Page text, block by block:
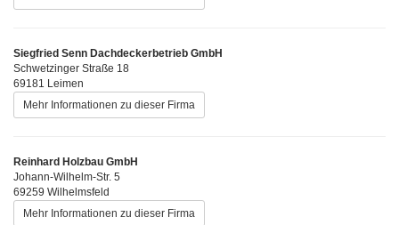
Siegfried Senn Dachdeckerbetrieb GmbH
Schwetzinger Straße 18
69181 Leimen
Mehr Informationen zu dieser Firma
Reinhard Holzbau GmbH
Johann-Wilhelm-Str. 5
69259 Wilhelmsfeld
Mehr Informationen zu dieser Firma